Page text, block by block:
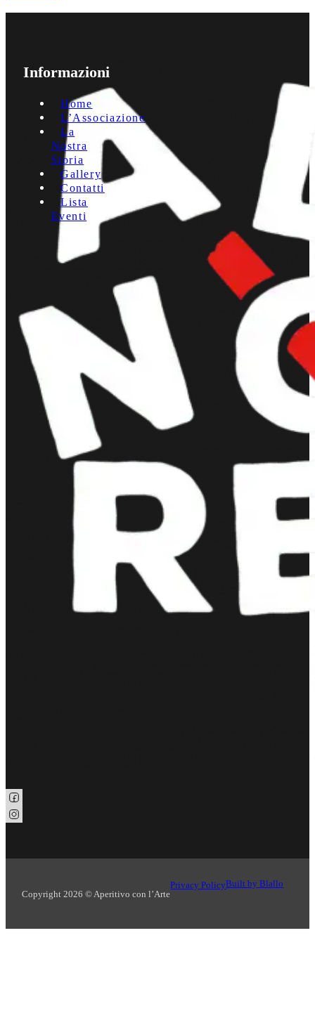
Informazioni
Home
L’Associazione
La
Nostra
Storia
Gallery
Contatti
Lista
Eventi
Seguici su Facebook
Seguici su Instagram
Copyright 2026 © Aperitivo con l’Arte
Privacy PolicyBuilt by Blallo